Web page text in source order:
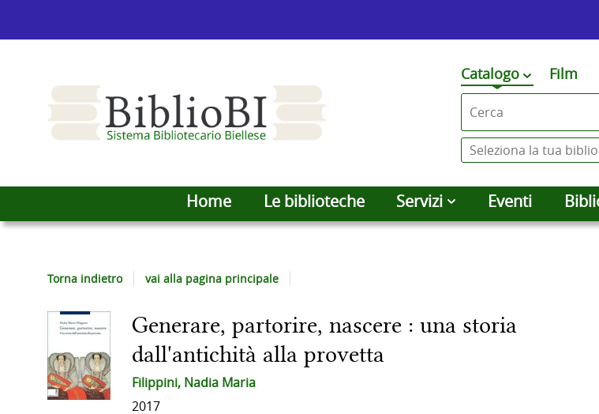
Premi
qui
per
vedere
altri
ricerca
Catalogo
cambia Film
Seleziona
la
tua
biblioteca
Home Le biblioteche Servizi Eventi
Torna indietro vai alla pagina principale
Dettaglio
del
Generare, partorire, nascere : una storia
dall'antichità alla provetta
Filippini, Nadia Maria
2017